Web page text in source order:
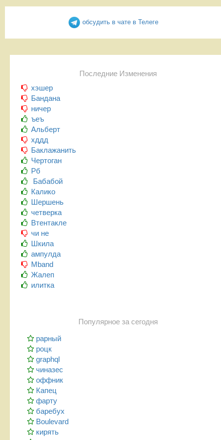
обсудить в чате в Телеге
Последние Изменения
хэшер
Бандана
ничер
ъеъ
Альберт
хддд
Баклажанить
Чертоган
Рб
Бабабой
Калико
Шершень
четверка
Втентакле
чи не
Шкила
ампулда
Mband
Жалеп
илитка
Популярное за сегодня
рарный
роцк
graphql
чиназес
оффник
Капец
фарту
баребух
Boulevard
кирять